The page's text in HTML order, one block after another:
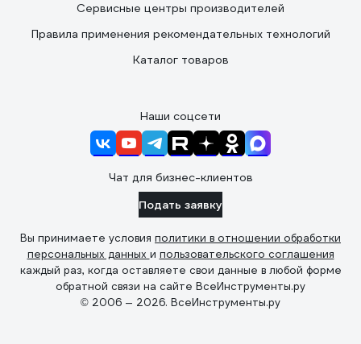
Сервисные центры производителей
Правила применения рекомендательных технологий
Каталог товаров
Наши соцсети
Чат для бизнес-клиентов
Подать заявку
Вы принимаете условия политики в отношении обработки
персональных данных и пользовательского соглашения
каждый раз, когда оставляете свои данные в любой форме
обратной связи на сайте ВсеИнструменты.ру
© 2006 — 2026. ВсеИнструменты.ру